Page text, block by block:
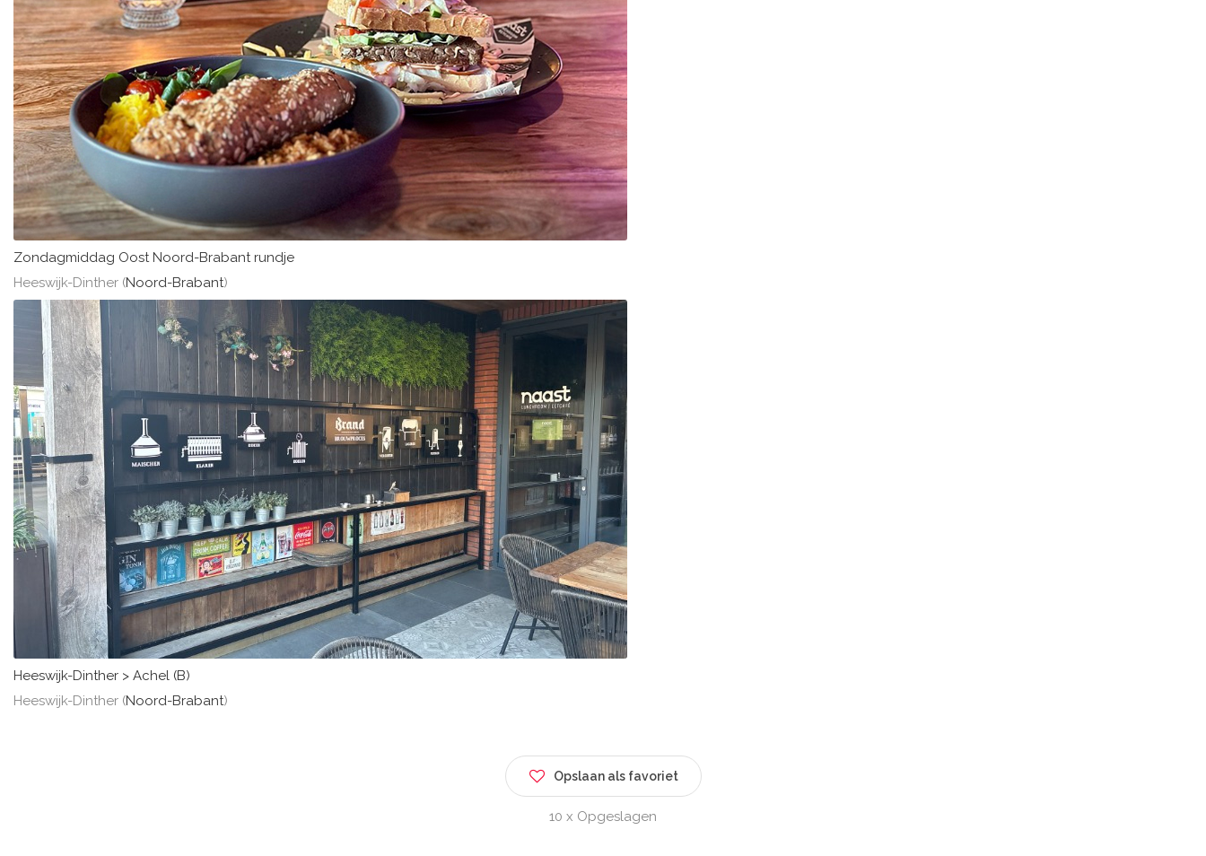
Zondagmiddag Oost Noord-Brabant rundje
Heeswijk-Dinther (Noord-Brabant)
Heeswijk-Dinther > Achel (B)
Heeswijk-Dinther (Noord-Brabant)
Opslaan als favoriet
10 x Opgeslagen